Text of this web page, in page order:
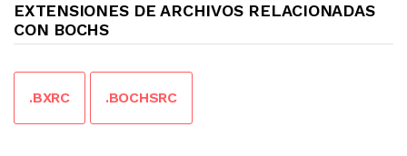
EXTENSIONES DE ARCHIVOS RELACIONADAS
CON BOCHS
.BXRC .BOCHSRC